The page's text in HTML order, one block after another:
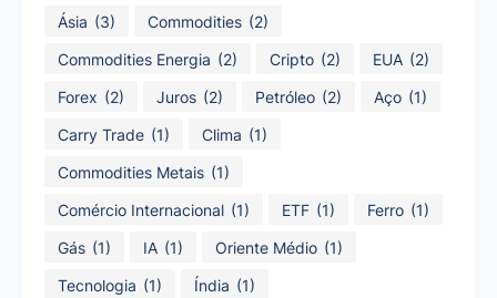
Ásia (3) Commodities (2)
Commodities Energia (2) Cripto (2) EUA (2)
Forex (2) Juros (2) Petróleo (2) Aço (1)
Carry Trade (1) Clima (1)
Commodities Metais (1)
Comércio Internacional (1) ETF (1) Ferro (1)
Gás (1) IA (1) Oriente Médio (1)
Tecnologia (1) Índia (1)